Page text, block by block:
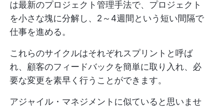
は最新のプロジェクト管理手法で、プロジェクト
を小さな塊に分解し、2～4週間という短い間隔で
仕事を進める。
これらのサイクルはそれぞれスプリントと呼ば
れ、顧客のフィードバックを簡単に取り入れ、必
要な変更を素早く行うことができます。
アジャイル・マネジメントに似ていると思いませ